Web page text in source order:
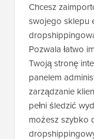
Chcesz
swojego sklepu
Pozwala łatwo
Twoją stronę
panelem
zarządzanie
pełni śledzić
możesz szybko